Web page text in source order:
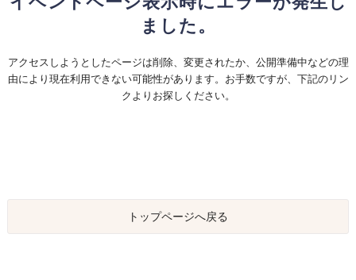
ました。
アクセスしようとしたページは削除、変更されたか、公開準備中などの理
由により現在利用できない可能性があります。お手数ですが、下記のリン
クよりお探しください。
トップページへ戻る